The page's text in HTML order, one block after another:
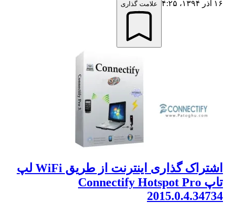
علامت گذاری
اشتراک گذاری اینترنت از طریق WiFi لپ
تاپ Connectify Hotspot Pro